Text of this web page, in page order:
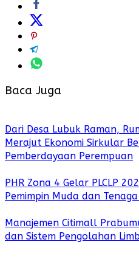
Baca Juga
Dari Desa Lubuk Raman,
Merajut Ekonomi Sirkular
Pemberdayaan Perempuan
PHR Zona 4 Gelar PLCLP
Pemimpin Muda dan
Manajemen Citimall
dan Sistem Pengolahan